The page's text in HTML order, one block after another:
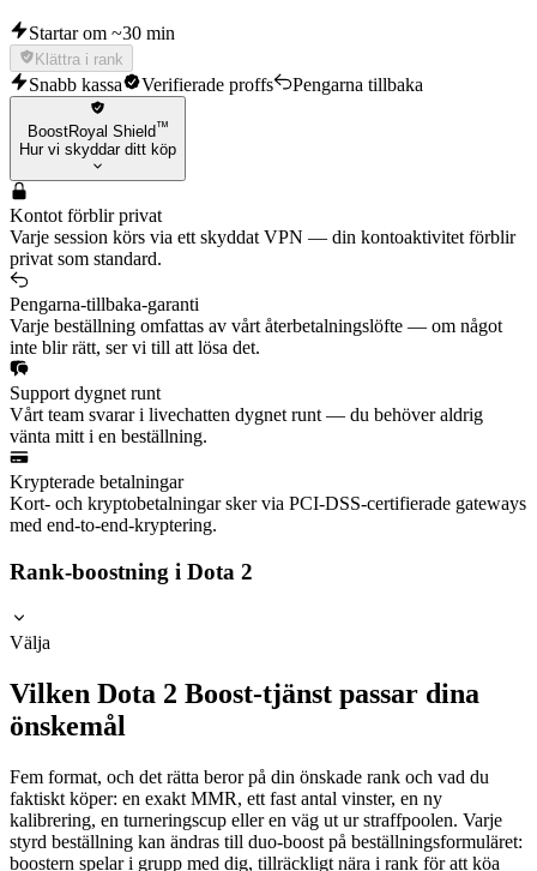
Startar om ~30 min
Klättra i rank
Snabb kassa Verifierade proffs Pengarna tillbaka
BoostRoyal Shield™
Hur vi skyddar ditt köp
Kontot förblir privat
Varje session körs via ett skyddat VPN — din kontoaktivitet förblir
privat som standard.
Pengarna-tillbaka-garanti
Varje beställning omfattas av vårt återbetalningslöfte — om något
inte blir rätt, ser vi till att lösa det.
Support dygnet runt
Vårt team svarar i livechatten dygnet runt — du behöver aldrig
vänta mitt i en beställning.
Krypterade betalningar
Kort- och kryptobetalningar sker via PCI-DSS-certifierade gateways
med end-to-end-kryptering.
Rank-boostning i Dota 2
Välja
Vilken Dota 2 Boost-tjänst passar dina
önskemål
Fem format, och det rätta beror på din önskade rank och vad du
faktiskt köper: en exakt MMR, ett fast antal vinster, en ny
kalibrering, en turneringscup eller en väg ut ur straffpoolen. Varje
styrd beställning kan ändras till duo-boost på beställningsformuläret:
boostern spelar i grupp med dig, tillräckligt nära i rank för att köa